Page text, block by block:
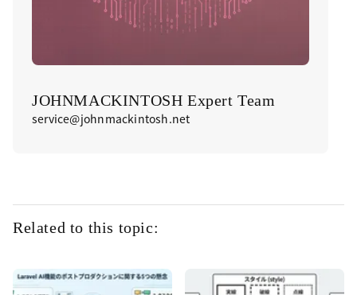
JOHNMACKINTOSH Expert Team
service@johnmackintosh.net
Related to this topic: